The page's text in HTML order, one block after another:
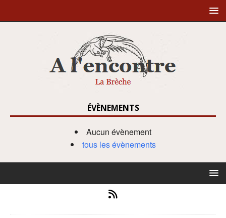
ÉVÈNEMENTS
Aucun évènement
tous les évènements